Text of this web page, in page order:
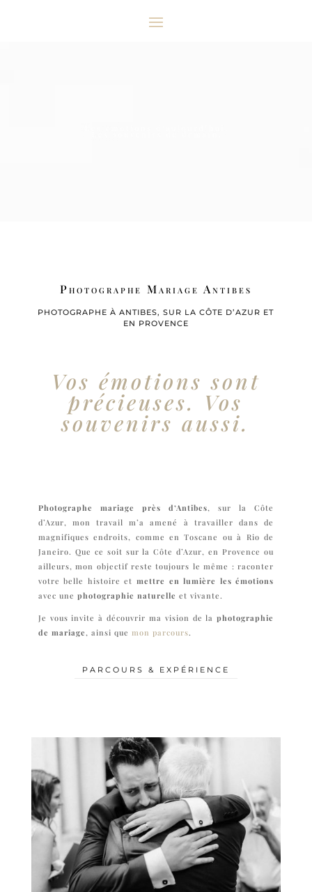
Photographe Mariage Antibes
PHOTOGRAPHE À ANTIBES, SUR LA CÔTE D’AZUR ET
EN PROVENCE
Vos émotions sont
précieuses. Vos
souvenirs aussi.
Photographe mariage près d’Antibes, sur la Côte
d’Azur, mon travail m’a amené à travailler dans de
magnifiques endroits, comme en Toscane ou à Rio de
Janeiro. Que ce soit sur la Côte d’Azur, en Provence ou
ailleurs, mon objectif reste toujours le même : raconter
votre belle histoire et mettre en lumière les émotions
avec une photographie naturelle et vivante.
Je vous invite à découvrir ma vision de laphotographie
de mariage, ainsi que mon parcours.
PARCOURS & EXPÉRIENCE